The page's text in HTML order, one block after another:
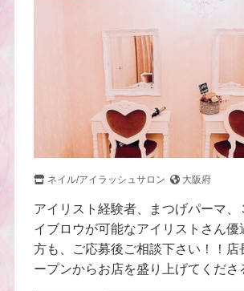
ネイル/アイラッシュサロン 大阪府
アイリスト経験者、まつげパーマ、
イブロウが可能なアイリストさん
方も、ご応募後ご相談下さい！！店
ープンからお店を盛り上げてくださ